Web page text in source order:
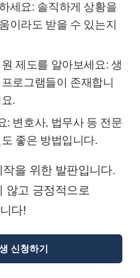
세요: 솔직하게 상황을
이라도 받을 수 있는지
제도를 알아보세요: 생
로그램들이 존재합니
.
: 변호사, 법무사 등 전문
좋은 방법입니다.
을 위한 발판입니다.
않고 긍정적으로
다!
신청하기